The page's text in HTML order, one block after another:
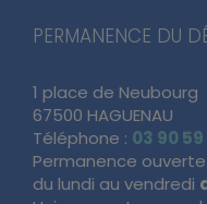
PERMANENCE DU
1 place de Neubourg
67500 HAGUENAU
Téléphone : 03 90
Permanence ouverte
du lundi au vendredi